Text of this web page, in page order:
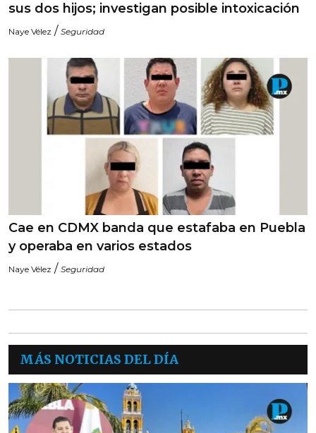
sus dos hijos; investigan posible intoxicación
Naye Vélez / Seguridad
Cae en CDMX banda que estafaba en Puebla
y operaba en varios estados
Naye Vélez / Seguridad
MÁS NOTICIAS DEL DÍA